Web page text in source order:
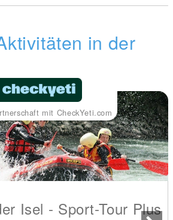
in der
mit CheckYeti.com
Isel - Sport-Tour Plus